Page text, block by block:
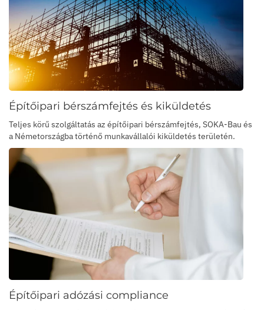
Építőipari bérszámfejtés és kiküldetés
Teljes körű szolgáltatás az építőipari bérszámfejtés, SOKA-Bau és
a Németországba történő munkavállalói kiküldetés területén.
Építőipari adózási compliance